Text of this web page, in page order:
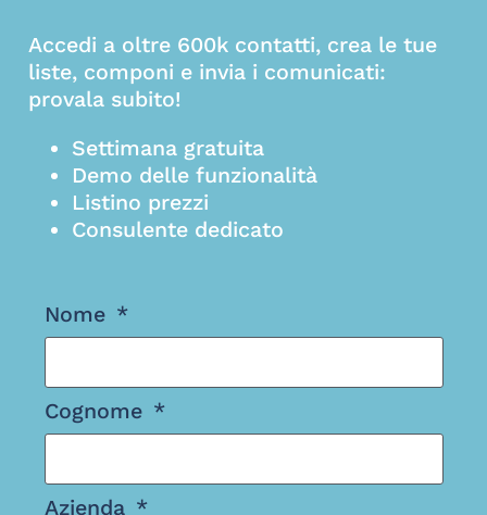
Accedi a oltre 600k contatti, crea le tue
liste, componi e invia i comunicati:
provala subito!
Settimana gratuita
Demo delle funzionalità
Listino prezzi
Consulente dedicato
Nome
Cognome
Azienda